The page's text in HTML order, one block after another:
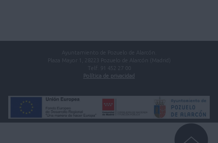
Ayuntamiento de Pozuelo de Alarcón.
Plaza Mayor 1, 28223 Pozuelo de Alarcón (Madrid)
Telf. 91 452 27 00
Política de privacidad